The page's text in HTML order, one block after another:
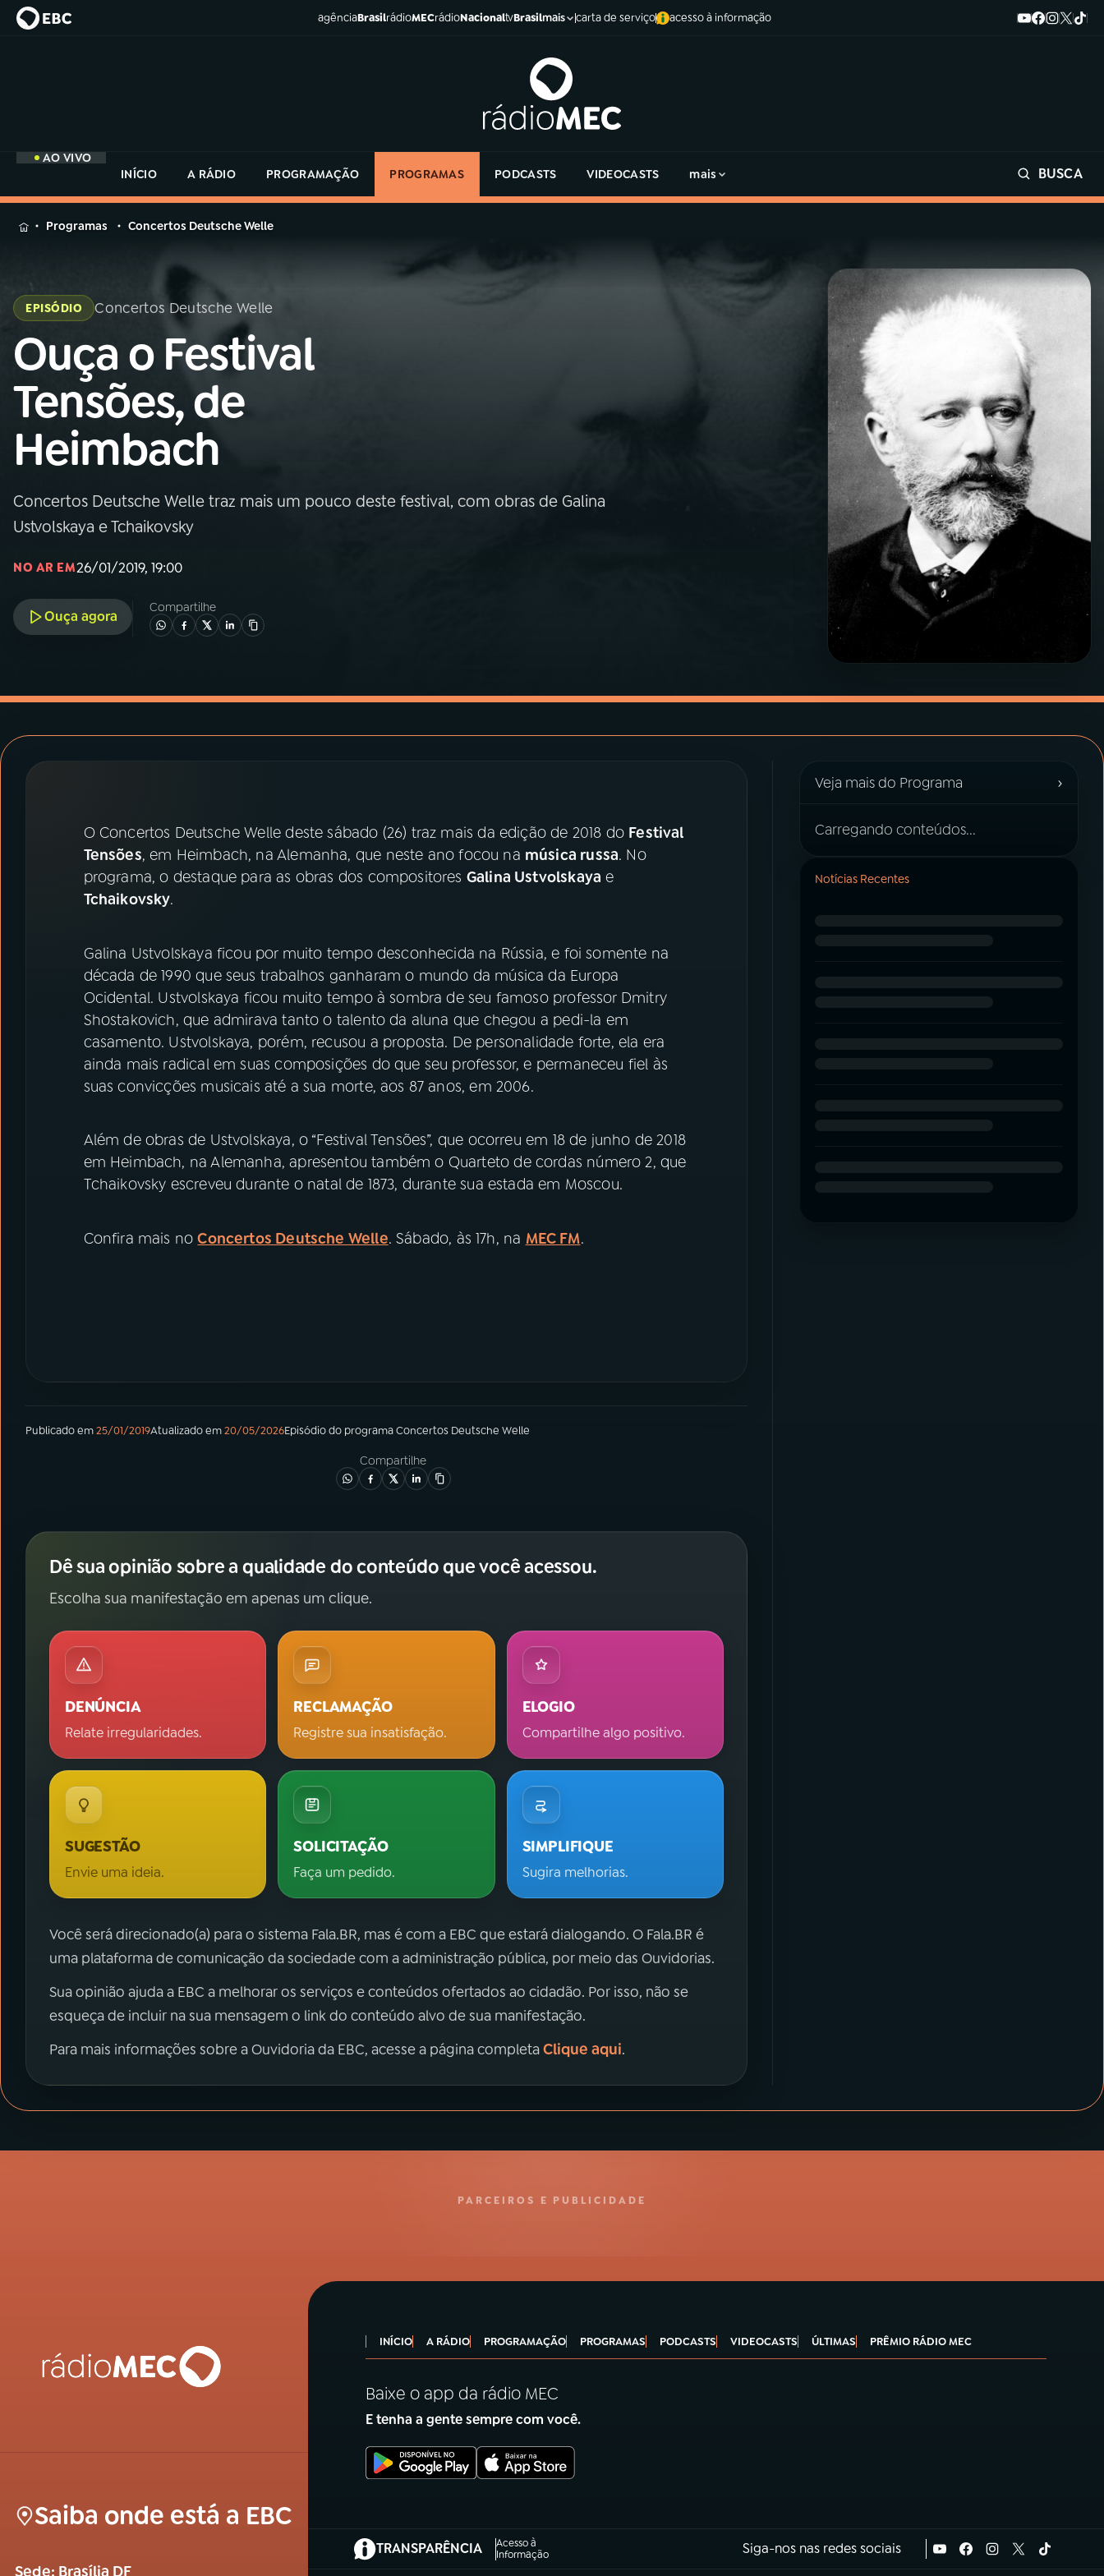
agênciaBrasilrádioMECrádioNacionaltvBrasilmais carta de serviço acesso à informação
AO VIVO
INÍCIO
A RÁDIO PROGRAMAÇÃO PROGRAMAS PODCASTS VIDEOCASTS mais BUSCA
MENU
Buscar
Rádio
MEC
Buscar
Início AO VIVO
01INÍCIO
02A RÁDIO
03PROGRAMAÇÃO
04PROGRAMAS
PODCASTS
07ÚLTIMAS
ACOMPANHE A RÁDIO MEC
YouTube Facebook
Rádio
MEC
Programas Concertos Deutsche Welle
EPISÓDIO Concertos Deutsche Welle
Ouça o Festival
Tensões, de
Heimbach
Concertos Deutsche Welle traz mais um pouco deste festival, com obras de Galina
Ustvolskaya e Tchaikovsky
NO AR EM26/01/2019, 19:00
Ouça agora
Compartilhe
O Concertos Deutsche Welle deste sábado (26) traz mais da edição de 2018 do Festival
Tensões, em Heimbach, na Alemanha, que neste ano focou na música russa. No
programa, o destaque para as obras dos compositores Galina Ustvolskaya e
Tchaikovsky.
Galina Ustvolskaya ficou por muito tempo desconhecida na Rússia, e foi somente na
década de 1990 que seus trabalhos ganharam o mundo da música da Europa
Ocidental. Ustvolskaya ficou muito tempo à sombra de seu famoso professor Dmitry
Shostakovich, que admirava tanto o talento da aluna que chegou a pedi-la em
casamento. Ustvolskaya, porém, recusou a proposta. De personalidade forte, ela era
ainda mais radical em suas composições do que seu professor, e permaneceu fiel às
suas convicções musicais até a sua morte, aos 87 anos, em 2006.
Além de obras de Ustvolskaya, o “Festival Tensões”, que ocorreu em 18 de junho de 2018
em Heimbach, na Alemanha, apresentou também o Quarteto de cordas número 2, que
Tchaikovsky escreveu durante o natal de 1873, durante sua estada em Moscou.
Confira mais noConcertos Deutsche Welle. Sábado, às 17h, na MEC FM.
Publicado em25/01/2019Atualizado em20/05/2026Episódiodo programaConcertos Deutsche Welle
Compartilhe
Dê sua opinião sobre a qualidade do conteúdo que você acessou.
Escolha sua manifestação em apenas um clique.
DENÚNCIA
Relate irregularidades.
RECLAMAÇÃO
Registre sua insatisfação.
ELOGIO
Compartilhe algo positivo.
SUGESTÃO
Envie uma ideia.
SOLICITAÇÃO
Faça um pedido.
SIMPLIFIQUE
Sugira melhorias.
Você será direcionado(a) para o sistema Fala.BR, mas é com a EBC que estará dialogando. O Fala.BR é
uma plataforma de comunicação da sociedade com a administração pública, por meio das Ouvidorias.
Sua opinião ajuda a EBC a melhorar os serviços e conteúdos ofertados ao cidadão. Por isso, não se
esqueça de incluir na sua mensagem o link do conteúdo alvo de sua manifestação.
Para mais informações sobre a Ouvidoria da EBC, acesse a página completaClique aqui.
Veja mais do Programa ›
Carregando conteúdos...
Notícias Recentes
PARCEIROS E PUBLICIDADE
Saiba onde está a EBC
Sede: Brasília DF
INÍCIO A RÁDIO PROGRAMAÇÃO PROGRAMAS PODCASTS VIDEOCASTS ÚLTIMAS PRÊMIO RÁDIO MEC
Baixe o app da rádio MEC
E tenha a gente sempre com você.
TRANSPARÊNCIA
Acesso à
Informação
(abre em nova aba) Siga-nos nas redes sociais